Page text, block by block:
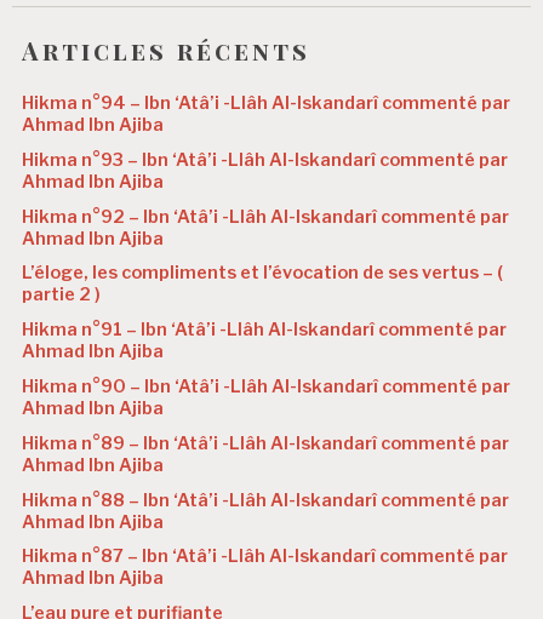
Articles récents
Hikma n°94 – Ibn ‘Atâ’i -Llâh Al-Iskandarî commenté par
Ahmad Ibn Ajiba
Hikma n°93 – Ibn ‘Atâ’i -Llâh Al-Iskandarî commenté par
Ahmad Ibn Ajiba
Hikma n°92 – Ibn ‘Atâ’i -Llâh Al-Iskandarî commenté par
Ahmad Ibn Ajiba
L’éloge, les compliments et l’évocation de ses vertus – (
partie 2 )
Hikma n°91 – Ibn ‘Atâ’i -Llâh Al-Iskandarî commenté par
Ahmad Ibn Ajiba
Hikma n°90 – Ibn ‘Atâ’i -Llâh Al-Iskandarî commenté par
Ahmad Ibn Ajiba
Hikma n°89 – Ibn ‘Atâ’i -Llâh Al-Iskandarî commenté par
Ahmad Ibn Ajiba
Hikma n°88 – Ibn ‘Atâ’i -Llâh Al-Iskandarî commenté par
Ahmad Ibn Ajiba
Hikma n°87 – Ibn ‘Atâ’i -Llâh Al-Iskandarî commenté par
Ahmad Ibn Ajiba
L’eau pure et purifiante